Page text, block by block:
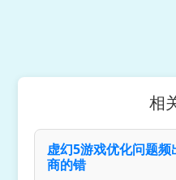
相
虚幻5游戏优化问题
商的错